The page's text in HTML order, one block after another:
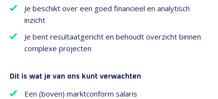
Je beschikt over een goed financieel en analytisch
inzicht
Je bent resultaatgericht en behoudt overzicht binnen
complexe projecten
Dit is wat je van ons kunt verwachten
Een (boven) marktconform salaris